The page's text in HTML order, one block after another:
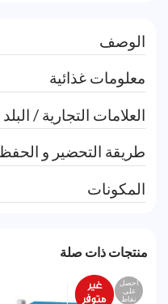
الوصف
معلومات غذائية
العلامات التجارية / البلد
طريقة التحضير و
المكونات
منتجات ذات صلة
احصل
على
نقاط